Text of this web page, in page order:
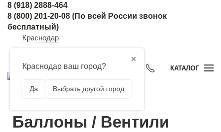
8 (918) 2888-464
8 (800) 201-20-08 (По всей России звонок
бесплатный)
Краснодар
✖
Краснодар ваш город?
Да Выбрать другой город
КАТАЛОГ
Баллоны / Вентили